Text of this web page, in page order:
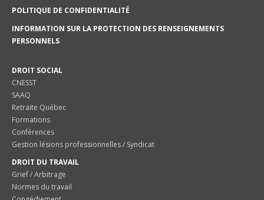
POLITIQUE DE CONFIDENTIALITÉ
INFORMATION SUR LA PROTECTION DES RENSEIGNEMENTS
PERSONNELS
DROIT SOCIAL
CNESST
SAAQ
Retraite Québec
Formations
Conférences
Gestion lésions professionnelles / Syndicat
DROIT DU TRAVAIL
Grief / Arbitrage
Normes du travail